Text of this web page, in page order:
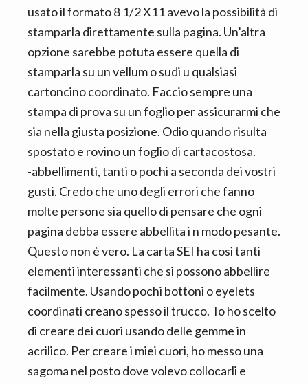
usato il formato 8 1/2 X11 avevo la possibilità di
stamparla direttamente sulla pagina. Un’altra
opzione sarebbe potuta essere quella di
stamparla su un vellum o sudi u qualsiasi
cartoncino coordinato. Faccio sempre una
stampa di prova su un foglio per assicurarmi che
sia nella giusta posizione. Odio quando risulta
spostato e rovino un foglio di cartacostosa.
-abbellimenti, tanti o pochi a seconda dei vostri
gusti. Credo che uno degli errori che fanno
molte persone sia quello di pensare che ogni
pagina debba essere abbellita i n modo pesante.
Questo non è vero. La carta SEI ha così tanti
elementi interessanti che si possono abbellire
facilmente. Usando pochi bottoni o eyelets
coordinati creano spesso il trucco. Io ho scelto
di creare dei cuori usando delle gemme in
acrilico. Per creare i miei cuori, ho messo una
sagoma nel posto dove volevo collocarli e